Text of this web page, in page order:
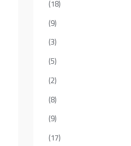
(18)
(9)
(3)
(5)
(2)
(8)
(9)
(17)